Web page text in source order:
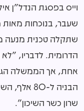
וייס בפסגת הנדל"ן
שעבר, בנוכחות מאות
שתקלה טכנית מנעה
הדרומית. לדבריו,
אחת, אך הממשלה
הבניה ל-
שרון כשר השיכון".